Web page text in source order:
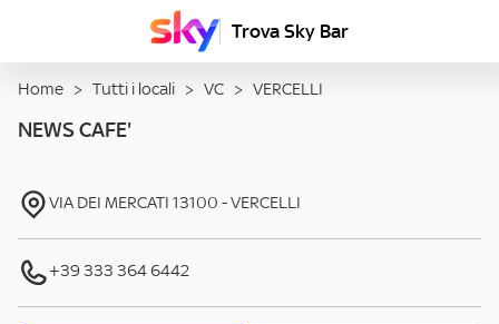
Trova Sky Bar
Home > Tutti i locali > VC > VERCELLI
NEWS CAFE'
VIA DEI MERCATI 13100 -VERCELLI
+39 333 364 6442